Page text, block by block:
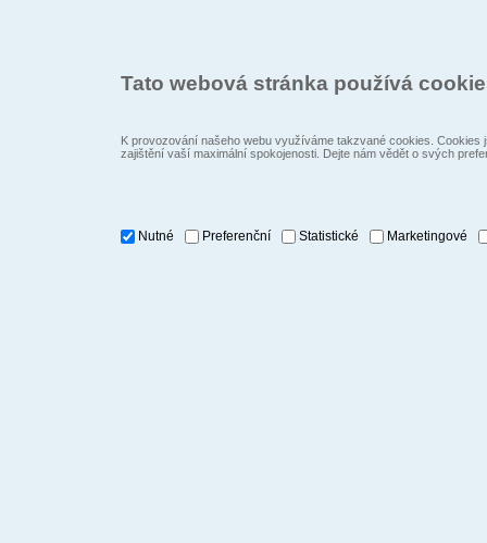
Tato webová stránka používá
K provozování našeho webu využíváme takzvané cookies.
zajištění vaší maximální spokojenosti. Dejte nám vědět o svých
Nutné Preferenční Statistické Marketingové